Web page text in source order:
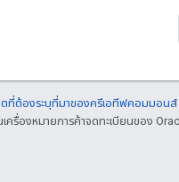
ที่ต้องระบุที่มาของครีเอทีฟคอมมอนส์
เครื่องหมายการค้าจดทะเบียนของ